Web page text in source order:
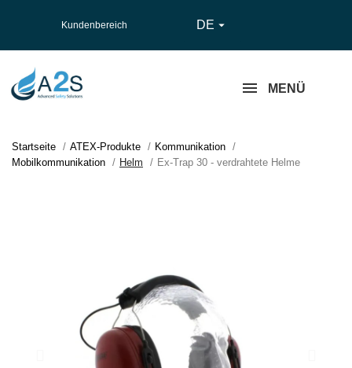
Kundenbereich DE 
MENÜ
Startseite ATEX-Produkte
Kommunikation
Mobilkommunikation
Helm Ex-Trap 30 - verdrahtete Helme